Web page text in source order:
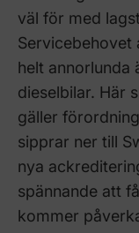
väl för med
Servicebehovet
helt annorlunda
dieselbilar. Här
gäller
sipprar ner till
nya
spännande att
kommer